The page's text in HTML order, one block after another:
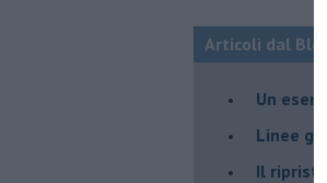
Articoli dal
​Un
​Linee
​Il